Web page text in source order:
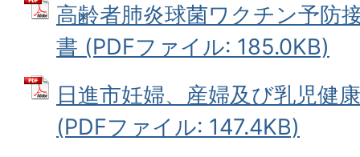
高齢者肺炎球菌ワクチン予防
書 (PDFファイル: 185.0KB)
日進市妊婦、産婦及び乳児健
(PDFファイル: 147.4KB)